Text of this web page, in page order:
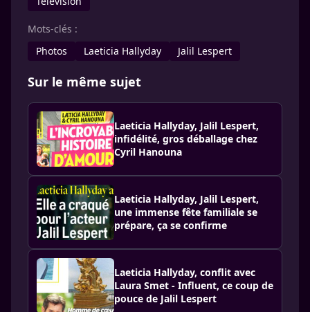
Mots-clés :
Photos
Laeticia Hallyday Jalil Lespert
Sur le même sujet
Laeticia Hallyday, Jalil Lespert,
infidélité, gros déballage chez
Cyril Hanouna
Laeticia Hallyday, Jalil Lespert,
une immense fête familiale se
prépare, ça se confirme
Laeticia Hallyday, conflit avec
Laura Smet - Influent, ce coup de
pouce de Jalil Lespert